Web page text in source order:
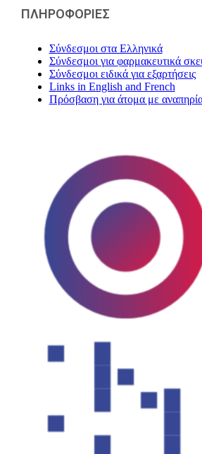
ΠΛΗΡΟΦΟΡΙΕΣ
Σύνδεσμοι στα Ελληνικά
Σύνδεσμοι για φαρμακευτικά
Σύνδεσμοι ειδικά για εξαρτήσεις
Links in English and French
Πρόσβαση για άτομα με